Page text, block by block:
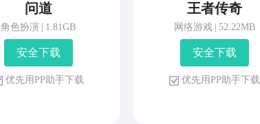
问道
角色扮演 1.81GB
安 全 下 载
优 先 用 P P 助 手 下 载
王者传奇
网络游戏 52.22MB
安 全 下 载
优 先 用 P P 助 手 下 载